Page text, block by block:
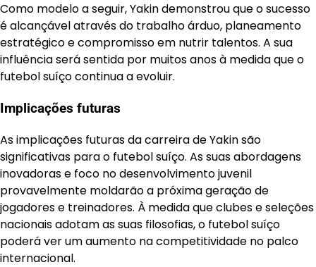
Como modelo a seguir, Yakin demonstrou que o sucesso
é alcançável através do trabalho árduo, planeamento
estratégico e compromisso em nutrir talentos. A sua
influência será sentida por muitos anos à medida que o
futebol suíço continua a evoluir.
Implicações futuras
As implicações futuras da carreira de Yakin são
significativas para o futebol suíço. As suas abordagens
inovadoras e foco no desenvolvimento juvenil
provavelmente moldarão a próxima geração de
jogadores e treinadores. À medida que clubes e seleções
nacionais adotam as suas filosofias, o futebol suíço
poderá ver um aumento na competitividade no palco
internacional.